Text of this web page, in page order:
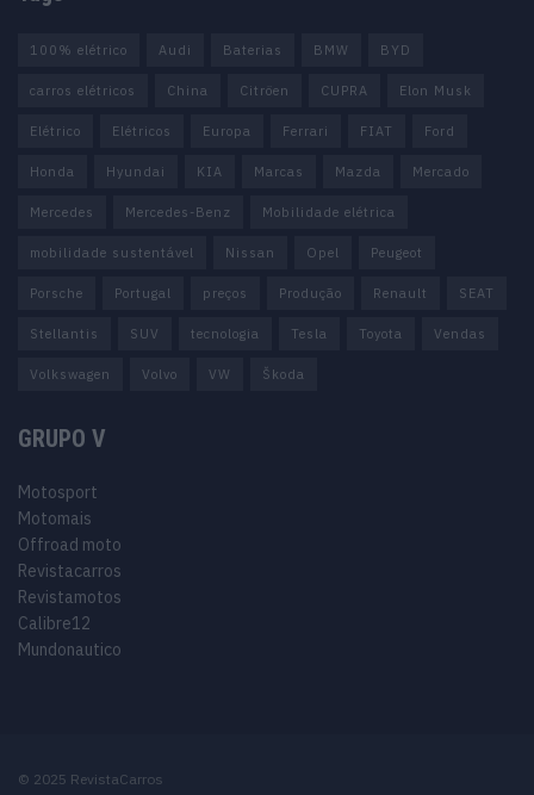
100% elétrico Audi Baterias BMW BYD
carros elétricos China Citröen CUPRA Elon Musk
Elétrico Elétricos Europa Ferrari FIAT Ford
Honda Hyundai KIA Marcas Mazda Mercado
Mercedes Mercedes-Benz Mobilidade elétrica
mobilidade sustentável Nissan Opel Peugeot
Porsche Portugal preços Produção Renault SEAT
Stellantis SUV tecnologia Tesla Toyota Vendas
Volkswagen Volvo VW Škoda
GRUPO V
Motosport
Motomais
Offroad moto
Revistacarros
Revistamotos
Calibre12
Mundonautico
© 2025 RevistaCarros